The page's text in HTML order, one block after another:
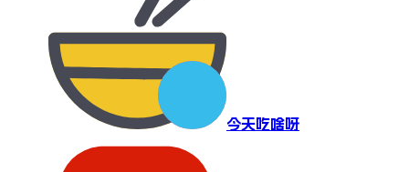
今天吃啥呀